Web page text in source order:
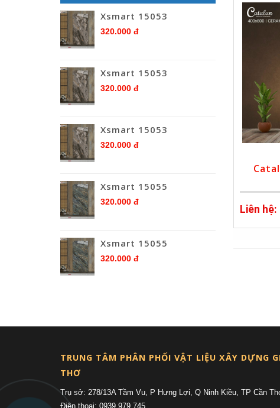
Xsmart 15053
320.000 đ
Xsmart 15053
320.000 đ
Xsmart 15053
320.000 đ
Xsmart 15055
320.000 đ
Xsmart 15055
320.000 đ
Liên
TRUNG TÂM PHÂN PHỐI VẬT LIỆU XÂY DỰNG
THƠ
Trụ sở: 278/13A Tầm Vu, P Hưng Lợi, Q Ninh Kiều, TP Cần
Điện thoại: 0939 979 745